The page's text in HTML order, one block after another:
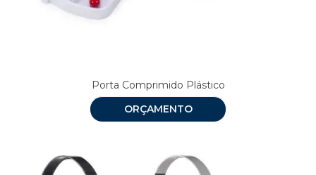
Porta Comprimido Plástico
ORÇAMENTO